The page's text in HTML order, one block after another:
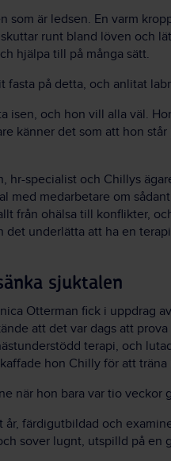
som är ledsen. En varm
runt bland löven och
hjälpa till på många sätt.
fasta på detta, och anlitat
isen, och hon vill alla väl.
känner det som att hon står
hr-specialist och Chillys
med medarbetare om
från ohälsa till konflikter,
det underlätta att ha en
sjuktalen
Otterman fick i uppdrag
att det var dags att
terapi, och
hon Chilly för att
när hon bara var tio veckor
färdigutbildad och
sover lugnt, utspilld på en